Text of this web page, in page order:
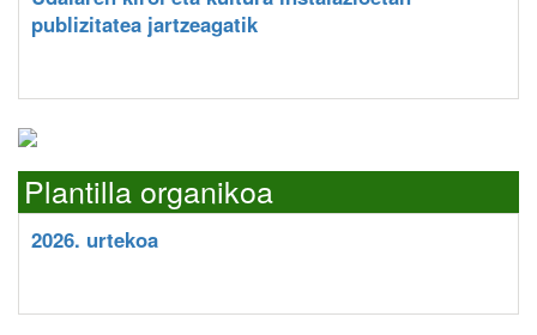
publizitatea jartzeagatik
Plantilla organikoa
2026. urtekoa